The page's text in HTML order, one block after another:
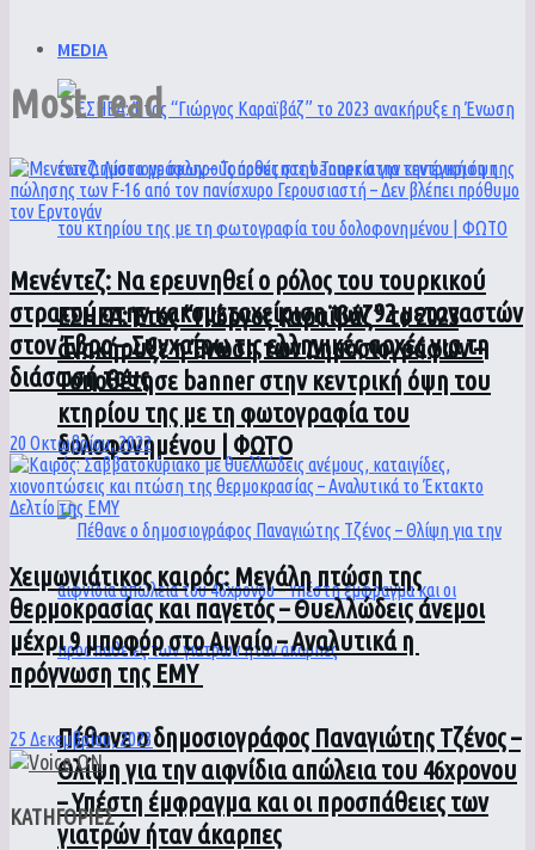
MEDIA
ΕΣΗΕΑ: Έτος “Γιώργος Καραϊβάζ” το 2023
ανακήρυξε η Ένωση των Δημοσιογράφων –
Τοποθέτησε banner στην κεντρική όψη του
κτηρίου της με τη φωτογραφία του
δολοφονημένου | ΦΩΤΟ
Πέθανε ο δημοσιογράφος Παναγιώτης Τζένος –
Θλίψη για την αιφνίδια απώλεια του 46χρονου
– Υπέστη έμφραγμα και οι προσπάθειες των
γιατρών ήταν άκαρπες
Most read
Μενέντεζ: Να ερευνηθεί ο ρόλος του τουρκικού
στρατού στην κακομεταχείριση των 92 μεταναστών
στον Έβρο – Συγχαίρω τις ελληνικές αρχές για τη
διάσωσή τους
20 Οκτωβρίου, 2022
Χειμωνιάτικος καιρός: Μεγάλη πτώση της
θερμοκρασίας και παγετός – Θυελλώδεις άνεμοι
μέχρι 9 μποφόρ στο Αιγαίο – Αναλυτικά η
πρόγνωση της ΕΜΥ
25 Δεκεμβρίου, 2023
ΚΑΤΗΓΟΡΙΕΣ